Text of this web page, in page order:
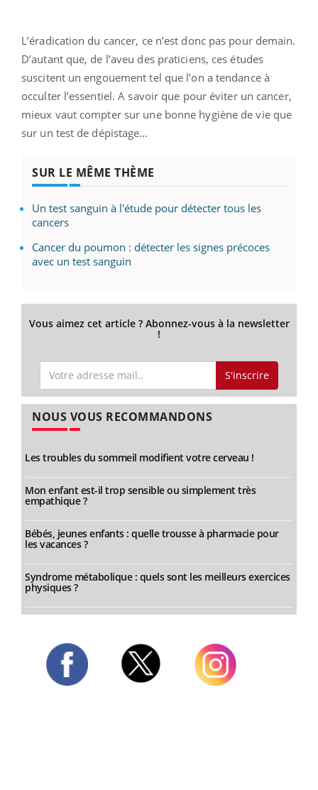
L’éradication du cancer, ce n’est donc pas pour demain.
D’autant que, de l’aveu des praticiens, ces études
suscitent un engouement tel que l’on a tendance à
occulter l’essentiel. A savoir que pour éviter un cancer,
mieux vaut compter sur une bonne hygiène de vie que
sur un test de dépistage…
SUR LE MÊME THÈME
Un test sanguin à l'étude pour détecter tous les
cancers
Cancer du poumon : détecter les signes précoces
avec un test sanguin
Vous aimez cet article ? Abonnez-vous à la newsletter
!
S'inscrire
NOUS VOUS RECOMMANDONS
Les troubles du sommeil modifient votre cerveau !
Mon enfant est-il trop sensible ou simplement très
empathique ?
Bébés, jeunes enfants : quelle trousse à pharmacie pour
les vacances ?
Syndrome métabolique : quels sont les meilleurs exercices
physiques ?